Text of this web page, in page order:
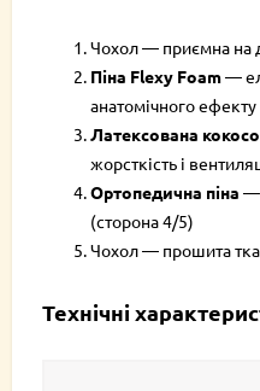
Чохол — приємна на
Піна Flexy Foam—
анатомічного ефекту
Латексована
жорсткість і
Ортопедична піна —
(сторона 4/5)
Чохол — прошита
Технічні